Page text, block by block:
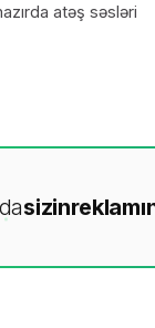
atəş səsləri
sizin